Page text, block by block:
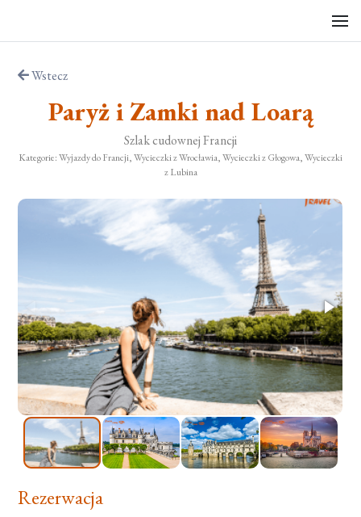
Wstecz
Paryż i Zamki nad Loarą
Szlak cudownej Francji
Kategorie: Wyjazdy do Francji, Wycieczki z Wrocławia, Wycieczki z Głogowa, Wycieczki
z Lubina
Rezerwacja